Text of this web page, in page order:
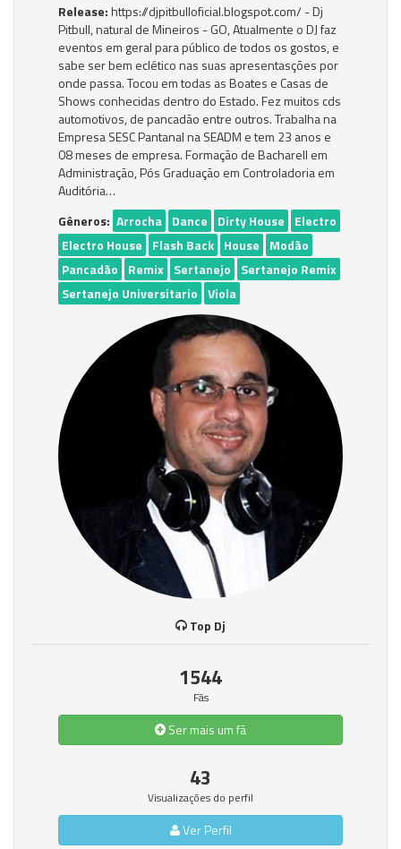
Release:https://djpitbulloficial.blogspot.com/ - Dj
Pitbull, natural de Mineiros - GO, Atualmente o DJ faz
eventos em geral para público de todos os gostos, e
sabe ser bem eclético nas suas apresentasções por
onde passa. Tocou em todas as Boates e Casas de
Shows conhecidas dentro do Estado. Fez muitos cds
automotivos, de pancadão entre outros. Trabalha na
Empresa SESC Pantanal na SEADM e tem 23 anos e
08 meses de empresa. Formação de Bacharell em
Administração, Pós Graduação em Controladoria em
Auditória…
Gêneros: Arrocha Dance Dirty House
Electro
Electro House
Flash Back House
Modão
Pancadão
Remix Sertanejo
Sertanejo Remix
Sertanejo Universitario Viola
Top Dj
1544
Fãs
Ser mais um fã
43
Visualizações do perfil
Ver Perfil